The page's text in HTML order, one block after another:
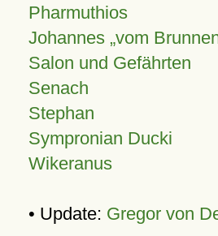
Pharmuthios
Johannes vom
Salon und Gefährten
Senach
Stephan
Sympronian Ducki
Wikeranus
• Update: Gregor von